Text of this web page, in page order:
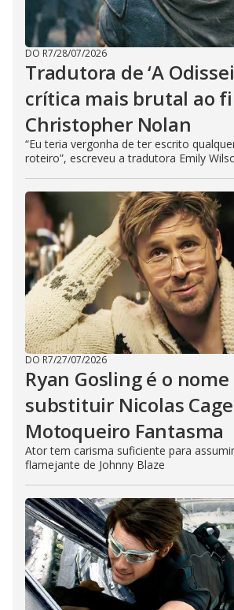
DO R7/28/07/2026
Tradutora de ‘A
crítica mais brutal ao
Christopher Nolan
“Eu teria vergonha de ter escrito
roteiro”, escreveu a tradutora Emily
DO R7/27/07/2026
Ryan Gosling é o
substituir Nicolas
Motoqueiro Fantasma
Ator tem carisma suficiente para
flamejante de Johnny Blaze